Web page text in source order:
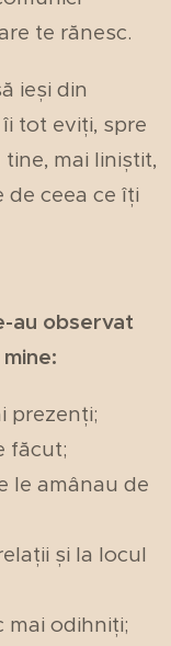
te rănesc.
ieși din
tot eviți, spre
mai liniștit,
de ceea ce îți
au observat
prezenți;
făcut;
le amânau de
și la locul
mai odihniți;